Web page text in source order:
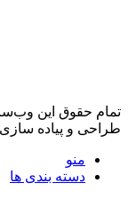
تمام حقوق اين
طراحی و پیاده
منو
دسته بندی ها